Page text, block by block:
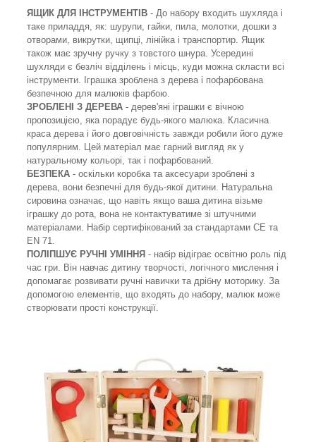
ЯЩИК ДЛЯ ІНСТРУМЕНТІВ - До набору входить шухляда і
таке приладдя, як: шурупи, гайки, пила, молотки, дошки з
отворами, викрутки, щипці, лінійка і транспортир. Ящик
також має зручну ручку з товстого шнура. Усередині
шухляди є безліч відділень і місць, куди можна скласти всі
інструменти. Іграшка зроблена з дерева і пофарбована
безпечною для малюків фарбою.
ЗРОБЛЕНІ З ДЕРЕВА - дерев'яні іграшки є вічною
пропозицією, яка порадує будь-якого малюка. Класична
краса дерева і його довговічність завжди робили його дуже
популярним. Цей матеріал має гарний вигляд як у
натуральному кольорі, так і пофарбований.
БЕЗПЕКА - оскільки коробка та аксесуари зроблені з
дерева, вони безпечні для будь-якої дитини. Натуральна
сировина означає, що навіть якщо ваша дитина візьме
іграшку до рота, вона не контактуватиме зі штучними
матеріалами. Набір сертифікований за стандартами CE та
EN 71.
ПОЛІПШУЄ РУЧНІ УМІННЯ - набір відіграє освітню роль під
час гри. Він навчає дитину творчості, логічного мислення і
допомагає розвивати ручні навички та дрібну моторику. За
допомогою елементів, що входять до набору, малюк може
створювати прості конструкції.